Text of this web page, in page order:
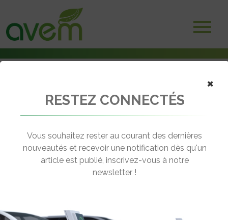
Matinée de l’Avere Aura : Quels sont les apports de l’IA dans la filière
de la mobilité électrique ?
← Revenir à l'agenda
MATINÉE DE L’AVERE AURA :
×
RESTEZ CONNECTÉS
Vous souhaitez rester au courant des dernières
nouveautés et recevoir une notification dès qu'un
article est publié, inscrivez-vous à notre
newsletter !